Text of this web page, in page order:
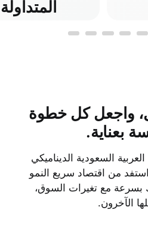
المتداولة
واجعل كل خطوة
بعناية.
السعودية الديناميكي
استفد من اقتصاد سريع النمو
بسرعة مع تغيرات السوق،
الآخرون.